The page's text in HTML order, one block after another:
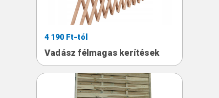
4 190 Ft-tól
Vadász félmagas kerítések